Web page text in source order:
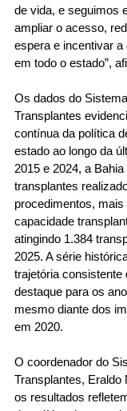
de vida, e seguimos
ampliar o acesso,
espera e incentivar a
em todo o estado”,
Os dados do
Transplantes
contínua da política
estado ao longo da
2015 e 2024, a
transplantes
procedimentos,
capacidade
atingindo 1.384
2025. A série
trajetória
destaque para os
mesmo diante dos
em 2020.
O coordenador do
Transplantes, Eraldo
os resultados